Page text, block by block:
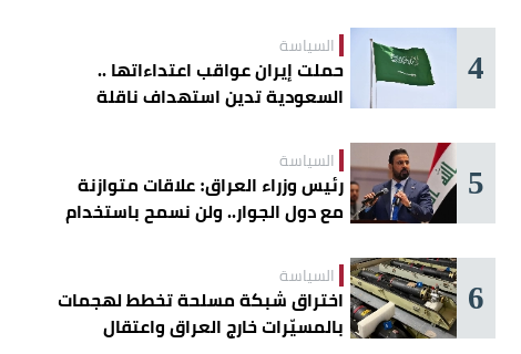
4 السياسة
حملت إيران عواقب اعتداءاتها ..
السعودية تدين استهداف ناقلة
5 السياسة
رئيس وزراء العراق: علاقات متوازنة
مع دول الجوار.. ولن نسمح باستخدام
6 السياسة
اختراق شبكة مسلحة تخطط لهجمات
بالمسيّرات خارج العراق واعتقال